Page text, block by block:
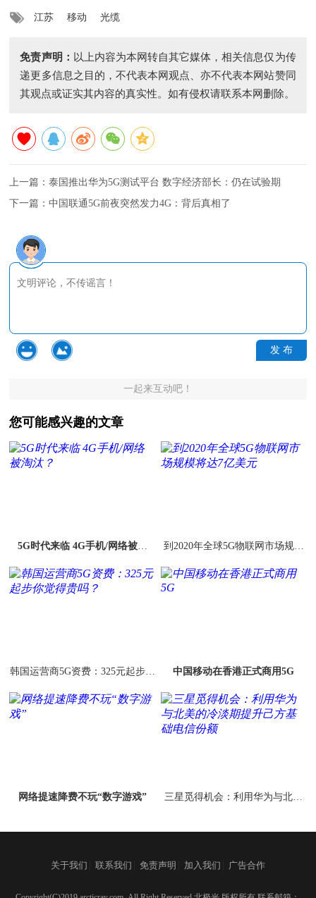
江苏 移动 光缆
免责声明： 以上内容为本网转自其它媒体，相关信息仅为传
递更多信息之目的，不代表本网观点、亦不代表本网站赞同
其观点或证实其内容的真实性。如有侵权请联系本网删除。
上一篇：泰国推出华为5G测试平台 数字经济部长：仍在试验期
下一篇：中国联通5G前夜突然发力4G：背后真相了
发 布
一起来互动吧！
您可能感兴趣的文章
5G时代来临 4G手机/网络被淘
到2020年全球5G物联网市场规模
韩国运营商5G资费：325元起步你
中国移动在香港正式商用5G
网络提速降费不玩“数字游戏”
三星觅得机会：利用华为与北美
关于我们 联系我们 免责声明 加入我们 广告合作